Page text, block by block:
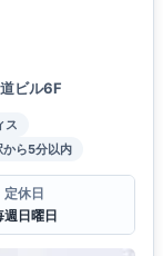
ビル6F
ス
から5分以内
定休日
週日曜日